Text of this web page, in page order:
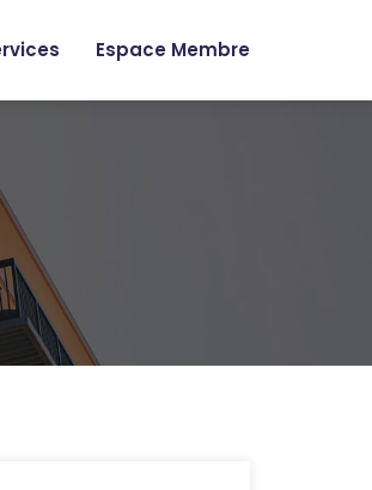
Espace Membre